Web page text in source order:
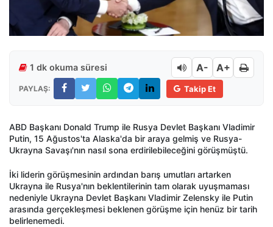
1 dk okuma süresi A- A+
PAYLAŞ: Takip Et
ABD Başkanı Donald Trump ile Rusya Devlet Başkanı Vladimir
Putin, 15 Ağustos'ta Alaska'da bir araya gelmiş ve Rusya-
Ukrayna Savaşı'nın nasıl sona erdirilebileceğini görüşmüştü.
İki liderin görüşmesinin ardından barış umutları artarken
Ukrayna ile Rusya'nın beklentilerinin tam olarak uyuşmaması
nedeniyle Ukrayna Devlet Başkanı Vladimir Zelensky ile Putin
arasında gerçekleşmesi beklenen görüşme için henüz bir tarih
belirlenemedi.